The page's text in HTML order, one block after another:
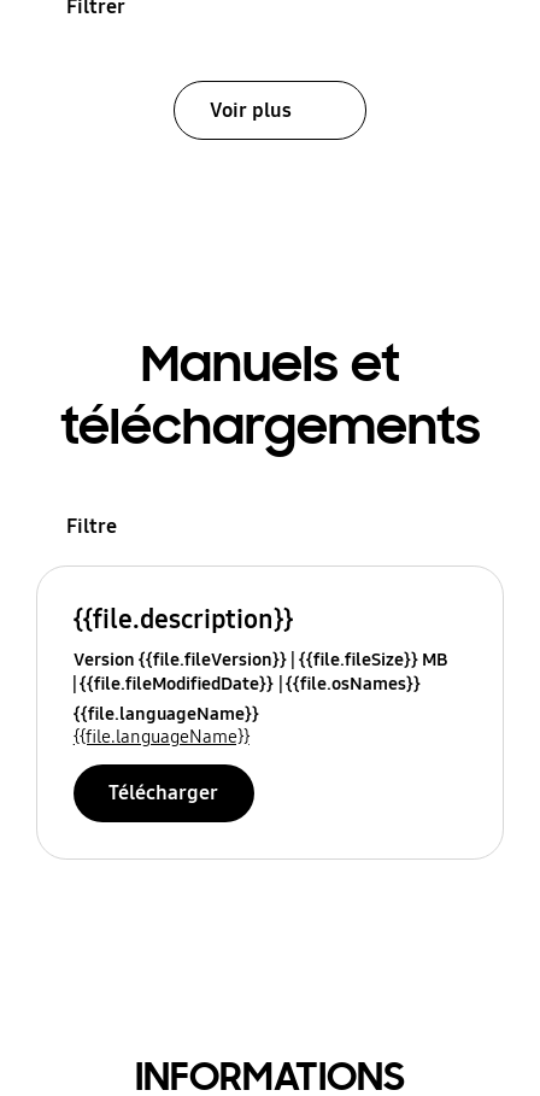
Filtrer
Voir plus
Manuels et
téléchargements
Filtre
{{file.description}}
Version {{file.fileVersion}} {{file.fileSize}} MB
{{file.fileModifiedDate}} {{file.osNames}}
{{file.languageName}}
{{file.languageName}}
Télécharger
INFORMATIONS